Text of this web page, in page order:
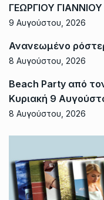
ΓΕΩΡΓΙΟΥ ΓΙΑΝΝΙΟΥ
9 Αυγούστου, 2026
Ανανεωμένο
8 Αυγούστου, 2026
Beach Party από
Κυριακή 9
8 Αυγούστου, 2026